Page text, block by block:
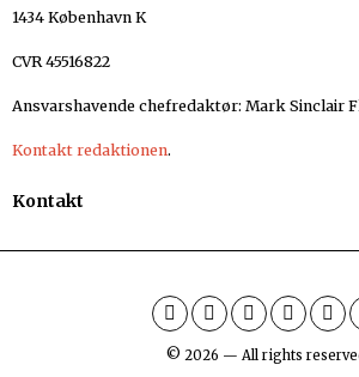
1434 København K
CVR 45516822
Ansvarshavende chefredaktør: Mark Sinclair
Kontakt redaktionen.
Kontakt
© 2026 — All rights